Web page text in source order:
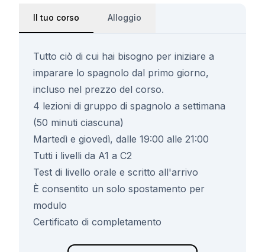
Il tuo corso Alloggio
Tutto ciò di cui hai bisogno per iniziare a
imparare lo spagnolo dal primo giorno,
incluso nel prezzo del corso.
4 lezioni di gruppo di spagnolo a settimana
(50 minuti ciascuna)
Martedì e giovedì, dalle 19:00 alle 21:00
Tutti i livelli da A1 a C2
Test di livello orale e scritto all'arrivo
È consentito un solo spostamento per
modulo
Certificato di completamento